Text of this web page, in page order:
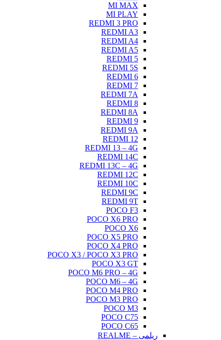
MI MAX
MI PLAY
REDMI 3 PRO
REDMI A3
REDMI A4
REDMI A5
REDMI 5
REDMI 5S
REDMI 6
REDMI 7
REDMI 7A
REDMI 8
REDMI 8A
REDMI 9
REDMI 9A
REDMI 12
REDMI 13 – 4G
REDMI 14C
REDMI 13C – 4G
REDMI 12C
REDMI 10C
REDMI 9C
REDMI 9T
POCO F3
POCO X6 PRO
POCO X6
POCO X5 PRO
POCO X4 PRO
POCO X3 / POCO X3 PRO
POCO X3 GT
POCO M6 PRO – 4G
POCO M6 – 4G
POCO M4 PRO
POCO M3 PRO
POCO M3
POCO C75
POCO C65
ریلمی – REALME